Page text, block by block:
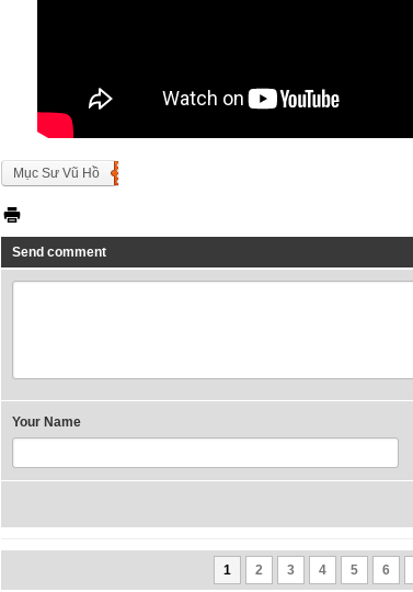
Mục Sư Vũ Hồ
Send comment
Your Name
1 2 3 4 5 6